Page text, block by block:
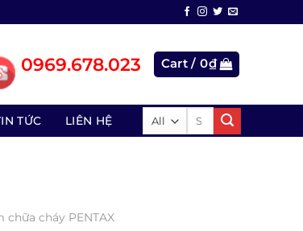
0969.678.023 Cart /0₫
TỨC LIÊN HỆ
chữa cháy PENTAX